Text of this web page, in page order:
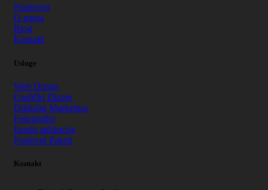
Naslovna
O nama
Blog
Kontakt
Usluge
Web Dizajn
Grafički Dizajn
Digitalni Marketing
Fotografija
Izrada aplikacija
Poslovni Paketi
Kontakt